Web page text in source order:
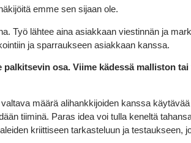
emme sen sijaan ole.
Työ lähtee aina asiakkaan viestinnän ja
ja sparraukseen asiakkaan kanssa.
osa. Viime kädessä malliston
määrä alihankkijoiden kanssa
tiiminä. Paras idea voi tulla keneltä
kriittiseen tarkasteluun ja testaukseen,